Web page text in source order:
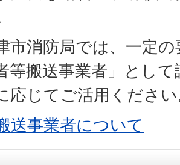
市消防局では、一定
等搬送事業者」とし
応じてご活用くださ
送事業者について